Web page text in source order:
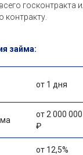
госконтракта
контракту.
займа:
от 1 дня
от 2 000
₽
от 12,5%